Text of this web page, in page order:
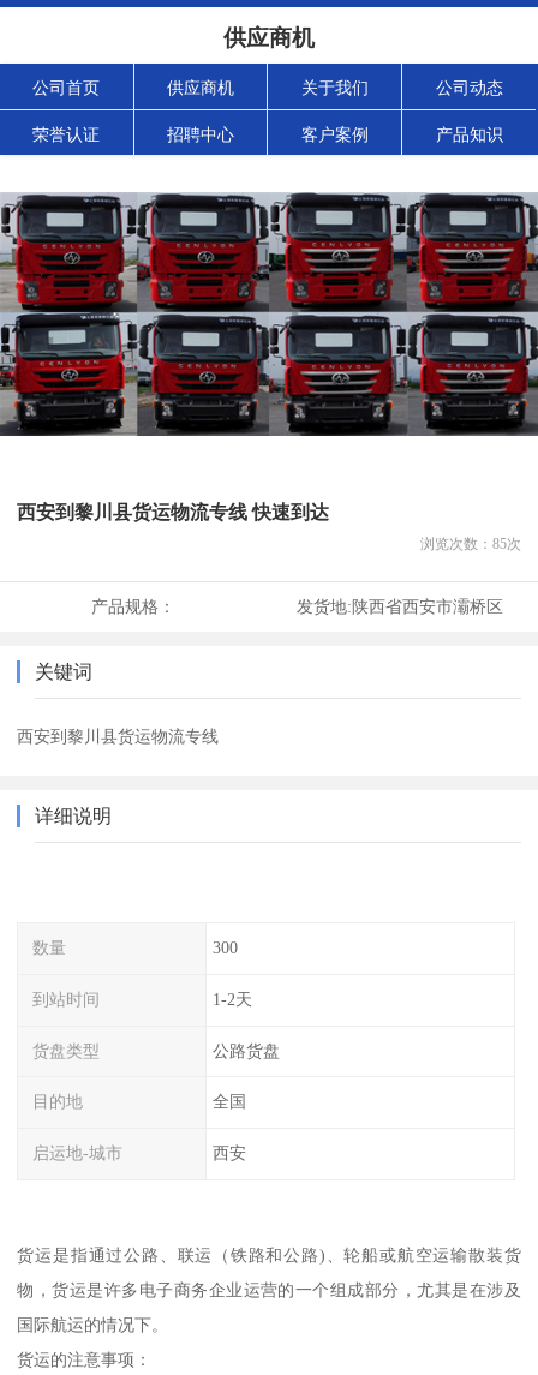
供应商机
公司首页 供应商机 关于我们 公司动态
荣誉认证 招聘中心 客户案例 产品知识
西安到黎川县货运物流专线 快速到达
浏览次数： 85次
产品规格： 发货地:陕西省西安市灞桥区
关键词
西安到黎川县货运物流专线
详细说明
数量 300
到站时间 1-2天
货盘类型 公路货盘
目的地 全国
启运地-城市 西安
货运是指通过公路、联运（铁路和公路)、轮船或航空运输散装货
物，货运是许多电子商务企业运营的一个组成部分，尤其是在涉及
国际航运的情况下。
货运的注意事项：